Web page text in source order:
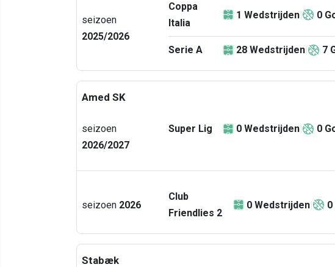
seizoen
2025/2026
Coppa
Italia
1 Wedstrijden 0
Serie A 28 Wedstrijden 7
Amed SK
seizoen
2026/2027
Super Lig 0 Wedstrijden 0
seizoen 2026
Club
Friendlies 2
0 Wedstrijden 0
Stabæk